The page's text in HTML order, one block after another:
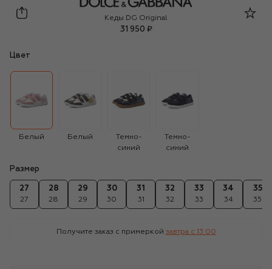
Dolce & Gabbana
Кеды DG Original
31 950 ₽
Цвет
Белый Белый
Темно-
синий
Темно-
синий
Размер
27
27
28
28
29
29
30
30
31
31
32
32
33
33
34
34
35
35
Получите заказ с примеркой завтра c 13:00